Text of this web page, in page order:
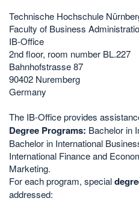
Technische Hochschule
Faculty of Business
IB-Office
2nd floor, room number BL.227
Bahnhofstrasse 87
90402 Nuremberg
Germany
The IB-Office provides
Degree Programs: Bachelor in
Bachelor in International
International Finance and
Marketing.
For each program, special
addressed: